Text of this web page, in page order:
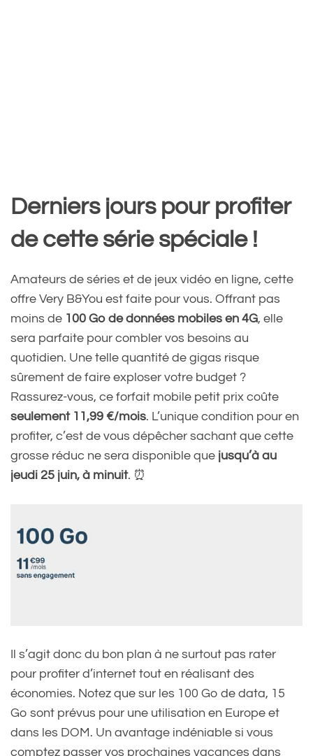
Derniers jours pour profiter
de cette série spéciale !
Amateurs de séries et de jeux vidéo en ligne, cette
offre Very B&You est faite pour vous. Offrant pas
moins de 100 Go de données mobiles en 4G, elle
sera parfaite pour combler vos besoins au
quotidien. Une telle quantité de gigas risque
sûrement de faire exploser votre budget ?
Rassurez-vous, ce forfait mobile petit prix coûte
seulement 11,99 €/mois. L’unique condition pour en
profiter, c’est de vous dépêcher sachant que cette
grosse réduc ne sera disponible que jusqu’à au
jeudi 25 juin, à minuit. ⏰
Il s’agit donc du bon plan à ne surtout pas rater
pour profiter d’internet tout en réalisant des
économies. Notez que sur les 100 Go de data, 15
Go sont prévus pour une utilisation en Europe et
dans les DOM. Un avantage indéniable si vous
comptez passer vos prochaines vacances dans